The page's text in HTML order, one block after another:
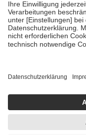
• Untersuchungen zur
GKV getragen werden
• empfohlenen
• Harn- und
getroffen, um
https://
Einige Bilder und